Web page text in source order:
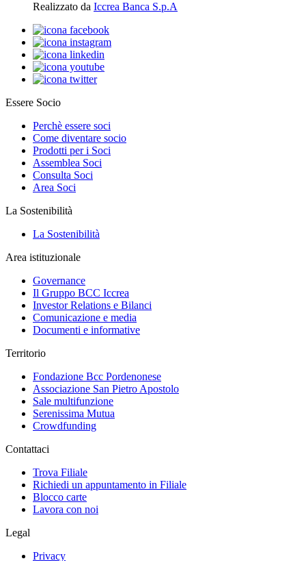
Realizzato da Iccrea Banca S.p.A
Essere Socio
Perchè essere soci
Come diventare socio
Prodotti per i Soci
Assemblea Soci
Consulta Soci
Area Soci
La Sostenibilità
La Sostenibilità
Area istituzionale
Governance
Il Gruppo BCC Iccrea
Investor Relations e Bilanci
Comunicazione e media
Documenti e informative
Territorio
Fondazione Bcc Pordenonese
Associazione San Pietro Apostolo
Sale multifunzione
Serenissima Mutua
Crowdfunding
Contattaci
Trova Filiale
Richiedi un appuntamento in Filiale
Blocco carte
Lavora con noi
Legal
Privacy